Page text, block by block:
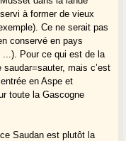
à former de vieux
Ce ne serait pas
conservé en pays
Pour ce qui est de la
mais c’est
en Aspe et
toute la Gascogne
Saudan est plutôt la